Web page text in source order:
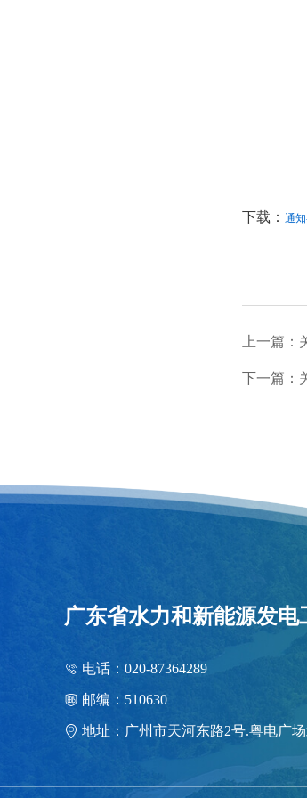
下载： 通
上一篇
下一篇：
广东省水力和新能源发电
电话：020-87364289
邮编：510630
地址：广州市天河东路2号.粤电广